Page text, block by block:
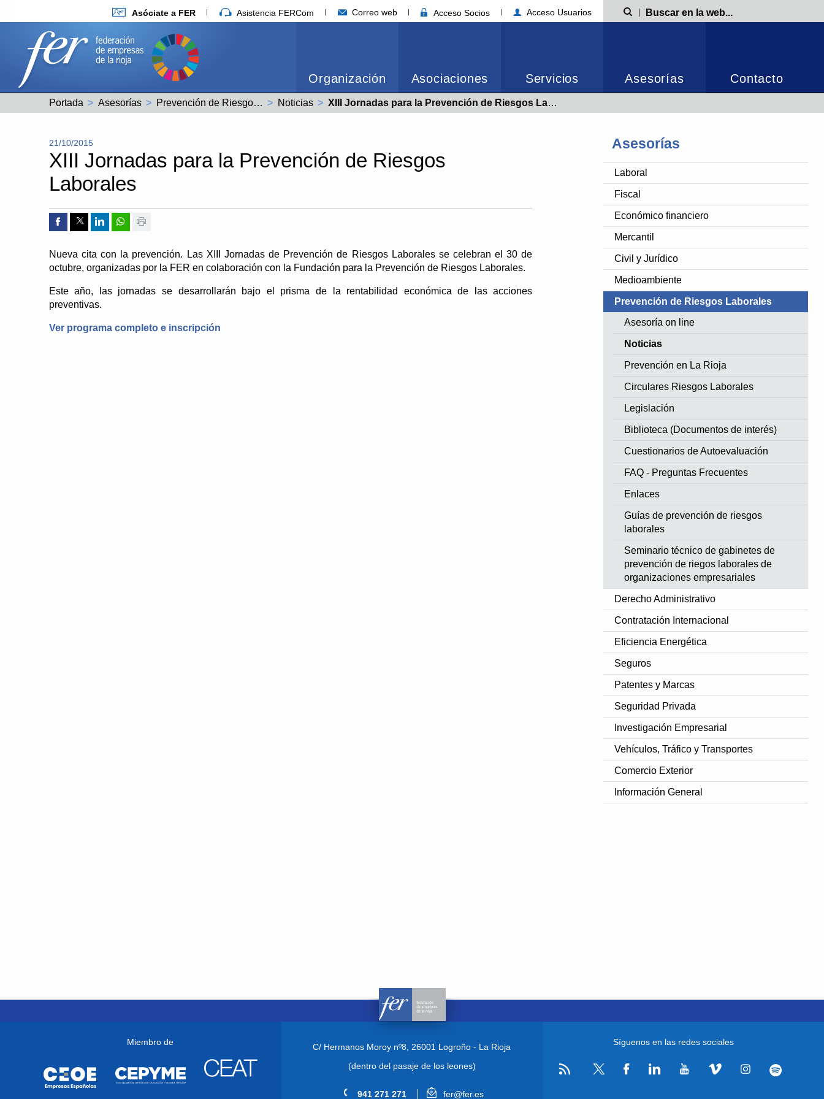
Asóciate a FER Asistencia FERCom Correo web Acceso Socios Acceso Usuarios Búsqueda
Organización Asociaciones Servicios Asesorías Contacto
Portada Asesorías Prevención de Riesgos Laborales Noticias Actual:
XIII Jornadas para la Prevención de Riesgos Laborales
Asesorías
Laboral
Fiscal
Económico financiero
Mercantil
Civil y Jurídico
Medioambiente
Prevención de Riesgos Laborales
Asesoría on line
Noticias
Prevención en La Rioja
Circulares Riesgos Laborales
Legislación
Biblioteca (Documentos de interés)
Cuestionarios de Autoevaluación
FAQ - Preguntas Frecuentes
Enlaces
Guías de prevención de riesgos
laborales
Seminario técnico de gabinetes de
prevención de riegos laborales de
organizaciones empresariales
Derecho Administrativo
Contratación Internacional
Eficiencia Energética
Seguros
Patentes y Marcas
Seguridad Privada
Investigación Empresarial
Vehículos, Tráfico y Transportes
Comercio Exterior
Información General
21/10/2015
XIII Jornadas para la Prevención de Riesgos
Laborales
Compartir por Facebook
Compartir por Twitter
Compartir por Linkedin
Compartir por whatsapp
Nueva cita con la prevención. Las XIII Jornadas de Prevención de Riesgos Laborales se celebran el 30 de
octubre, organizadas por la FER en colaboración con la Fundación para la Prevención de Riesgos Laborales.
Este año, las jornadas se desarrollarán bajo el prisma de la rentabilidad económica de las acciones
preventivas.
Ver programa completo e inscripción
Miembro de C/ Hermanos Moroy nº8, 26001 Logroño - La Rioja
(dentro del pasaje de los leones)
941 271 271 fer@fer.es
Síguenos en las redes sociales